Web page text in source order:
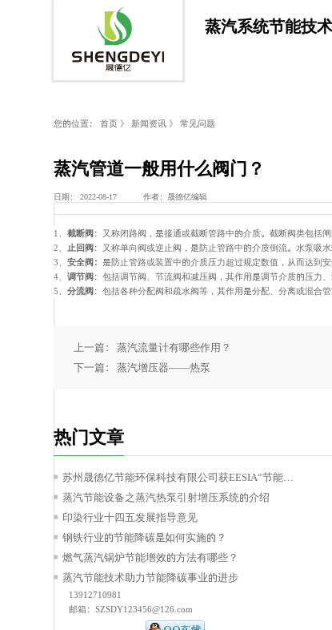
蒸汽系统节能技
新闻资讯
您的位置：首页 》 新闻资讯 》 常见问题
蒸汽管道一般用什么阀门？
日期： 2022-08-17 作者：晟德亿编辑
1、截断阀：又称闭路阀，是接通或截断管路中的介质。截断阀类包括
2、
止回阀：又称单向阀或逆止阀，是防止管路中的介质倒流。水泵吸水
3、安全阀：是防止管路或装置中的介质压力超过规定数值，从而达到安
4、调节阀：包括调节阀、节流阀和减压阀，其作用是调节介质的压力、
5、分流阀：包括各种分配阀和疏水阀等，其作用是分配、分离或混合管
上一篇： 蒸汽流量计有哪些作用？
下一篇： 蒸汽增压器——热泵
热门文章
苏州晟德亿节能环保科技有限公司获EESIA“节能降
碳技术服务能力评价AAA级”证书！
蒸汽节能设备之蒸汽热泵引射增压系统的介绍
印染行业十四五发展指导意见
钢铁行业的节能降碳是如何实施的？
燃气蒸汽锅炉节能增效的方法有哪些？
蒸汽节能技术助力节能降碳事业的进步
13912710981
邮箱：SZSDY123456@126.com